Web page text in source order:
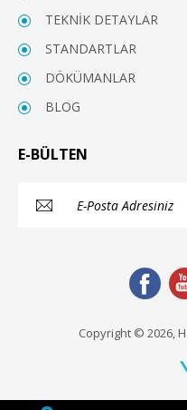
TEKNİK DETAYLAR
STANDARTLAR
DÖKÜMANLAR
BLOG
E-BÜLTEN
Copyright © 2026,